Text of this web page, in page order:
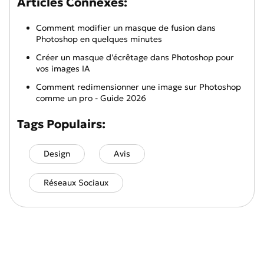
Comment modifier un masque de fusion dans
Photoshop en quelques minutes
Créer un masque d'écrêtage dans Photoshop pour
vos images IA
Comment redimensionner une image sur Photoshop
comme un pro - Guide 2026
Tags Populairs:
Design Avis
Réseaux Sociaux